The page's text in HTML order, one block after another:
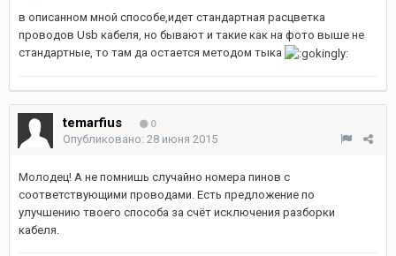
в описанном мной способе,идет стандартная расцветка
проводов Usb кабеля, но бывают и такие как на фото выше не
стандартные, то там да остается методом тыка
temarfius 0
Опубликовано: 28 июня 2015
Молодец! А не помнишь случайно номера пинов с
соответствующими проводами. Есть предложение по
улучшению твоего способа за счёт исключения разборки
кабеля.